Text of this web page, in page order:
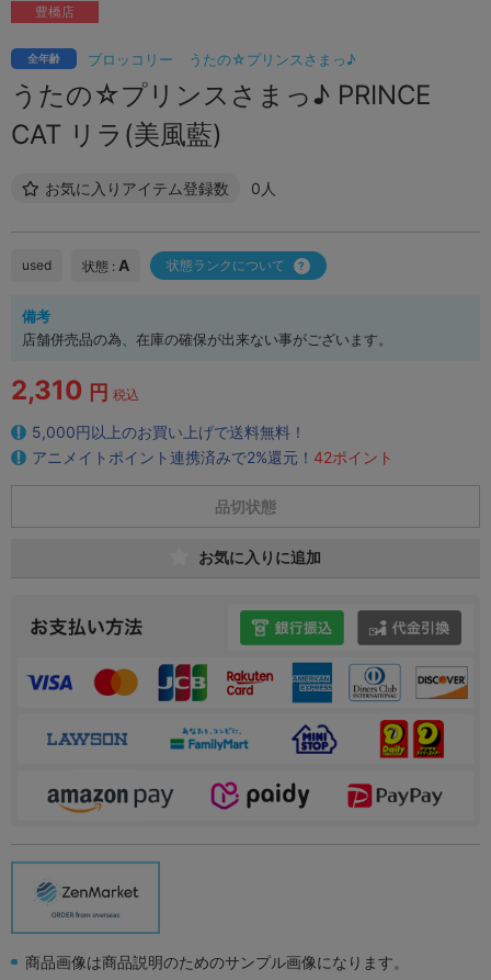
ブロッコリー うたの☆プリンスさまっ♪
全年齢
うたの☆プリンスさまっ♪ PRINCE
CAT リラ(美風藍)
お気に入りアイテム登録数 0人
豊橋店
used 状態 : A 状態ランクについて
備考
店舗併売品の為、在庫の確保が出来ない事がございます。
2,310 円 税込
5,000円以上のお買い上げで送料無料！
アニメイトポイント連携済みで2%還元！ 42ポイント
品切状態
お気に入りに追加
商品画像は商品説明のためのサンプル画像になります。